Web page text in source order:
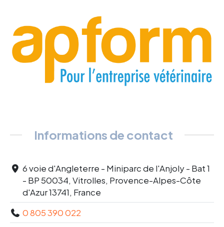
Informations de contact
6 voie d'Angleterre - Miniparc de l'Anjoly - Bat 1
- BP 50034, Vitrolles, Provence-Alpes-Côte
d'Azur 13741, France
0 805 390 022